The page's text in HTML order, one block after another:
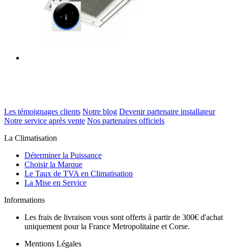
Les témoignages clients Notre blog Devenir partenaire installateur
Notre service après vente Nos partenaires officiels
La Climatisation
Déterminer la Puissance
Choisir la Marque
Le Taux de TVA en Climatisation
La Mise en Service
Informations
Les frais de livraison vous sont offerts à partir de 300€ d'achat
uniquement pour la France Metropolitaine et Corse.
Mentions Légales